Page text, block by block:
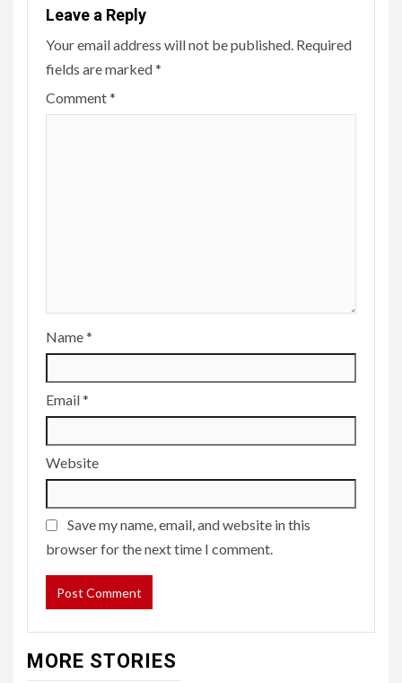
Leave a Reply
Your email address will not be published. Required
fields are marked*
Comment*
Name*
Email*
Website
Save my name, email, and website in this
browser for the next time I comment.
MORE STORIES